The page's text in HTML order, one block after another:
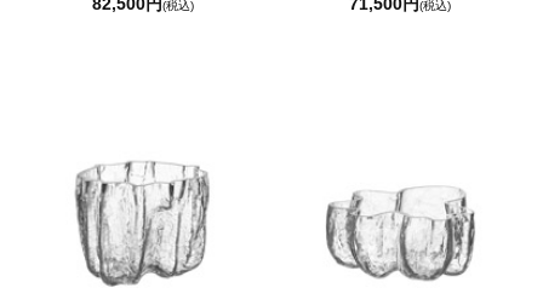
(税込) (税込)